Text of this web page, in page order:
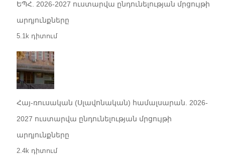
ԵՊՀ. 2026-2027 ուստարվա ընդունելության մրցույթի
արդյունքները
5.1k դիտում
Հայ-ռուսական (Սլավոնական) համալսարան. 2026-
2027 ուստարվա ընդունելության մրցույթի
արդյունքները
2.4k դիտում